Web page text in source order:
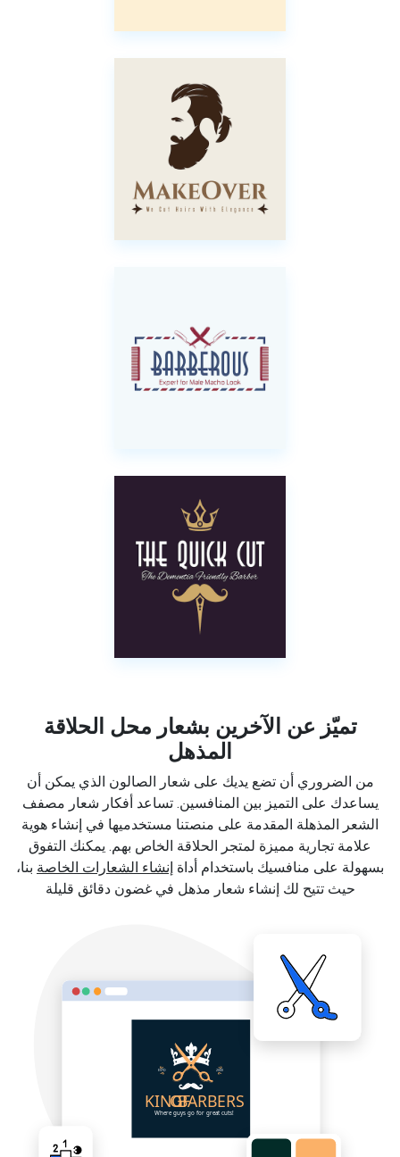
تميّز عن الآخرين بشعار محل الحلاقة
المذهل
من الضروري أن تضع يديك على شعار الصالون الذي يمكن أن
يساعدك على التميز بين المنافسين. تساعد أفكار شعار مصفف
الشعر المذهلة المقدمة على منصتنا مستخدميها في إنشاء هوية
علامة تجارية مميزة لمتجر الحلاقة الخاص بهم. يمكنك التفوق
بسهولة على منافسيك باستخدام أداة إنشاء الشعارات الخاصة بنا،
حيث تتيح لك إنشاء شعار مذهل في غضون دقائق قليلة